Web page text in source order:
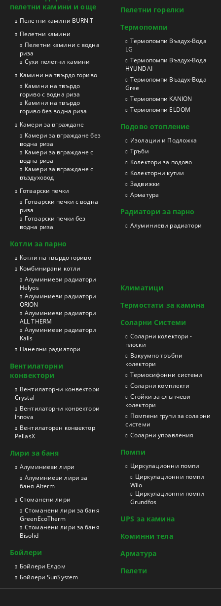
пелетни камини и още
Пелетни камини BURNiT
Пелетни камини
Пелетни камини с водна
риза
Сухи пелетни камини
Камини на твърдо гориво
Камини на твърдо
гориво с водна риза
Камини на твърдо
гориво без водна риза
Камери за вграждане
Камери за вграждане без
водна риза
Камери за вграждане с
водна риза
Камери за вграждане с
въздуховод
Готварски печки
Готварски печки с водна
риза
Готварски печки без
водна риза
Котли за парно
Котли на твърдо гориво
Kомбинирани котли
Пелетни горелки
Термопомпи
Tермопомпи Въздух-Вода
LG
Термопомпи Въздух-Вода
HYUNDAI
Термопомпи Въздух-Вода
Gree
Термопомпи KANION
Термопомпи ELDOM
Подово отопление
Изолации и Подложка
Тръби
Колектори за подово
Колекторни кутии
Задвижки
Арматура
Радиатори за парно
Aлуминиеви радиатори
Aлуминиеви радиатори
Helyos
Aлуминиеви радиатори
ORION
Aлуминиеви радиатори
ALL THERM
Aлуминиеви радиатори
Kalis
Панелни радиатори
Вентилаторни
конвектори
Вентилаторни конвектори
Crystal
Вентилаторни конвектори
Innova
Вентилаторен конвектор
PellasX
Лири за баня
Aлуминиеви лири
Алуминиеви лири за
баня Alterm
Стоманени лири
Стоманени лири за баня
GreenEcoTherm
Стоманени лири за баня
Bisolid
Бойлери
Бойлери Елдом
Бойлери SunSystem
Климатици
Термостати за камина
Соларни Системи
Соларни колектори -
плоски
Вакуумно тръбни
колектори
Термосифонни системи
Соларни комплекти
Стойки за слънчеви
колектори
Помпени групи за соларни
системи
Соларни управления
Помпи
Циркулационни помпи
Циркулационни помпи
Wilo
Циркулационни помпи
Grundfos
UPS за камина
Коминни тела
Арматура
Пелети